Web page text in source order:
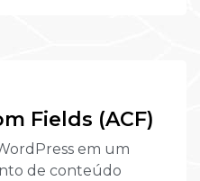
Fields (ACF)
em um
de conteúdo